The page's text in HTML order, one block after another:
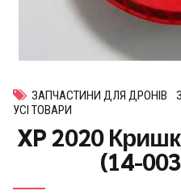
ЗАПЧАСТИНИ ДЛЯ ДРОНІВ
УСІ ТОВАРИ
XP 2020
(14-